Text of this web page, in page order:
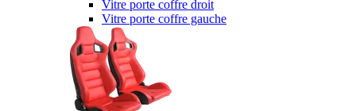
Vitre porte coffre droit
Vitre porte coffre gauche